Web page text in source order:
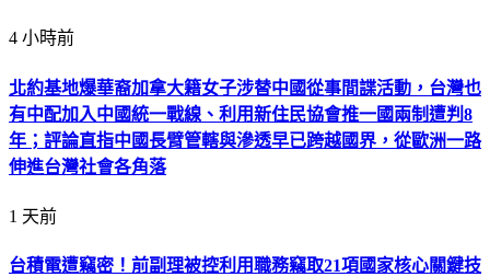
4 小時前
北約基地爆華裔加拿大籍女子涉替中國從事間諜活動，台灣也
有中配加入中國統一戰線、利用新住民協會推一國兩制遭判8
年；評論直指中國長臂管轄與滲透早已跨越國界，從歐洲一路
伸進台灣社會各角落
1 天前
台積電遭竊密！前副理被控利用職務竊取21項國家核心關鍵技